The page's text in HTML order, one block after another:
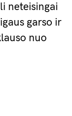
neteisingai
garso ir
nuo